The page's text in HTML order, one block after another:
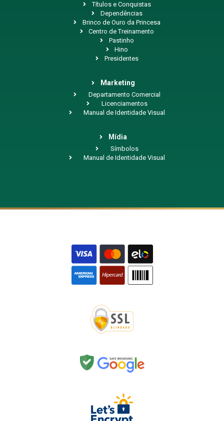
Títulos e Conquistas
Dependências
Brinco de Ouro da Princesa
Centro de Treinamento
Pastinho
Hino
Presidentes
Marketing
Departamento Comercial
Licenciamentos
Manual de Identidade Visual
Mídia
Símbolos
Manual de Identidade Visual